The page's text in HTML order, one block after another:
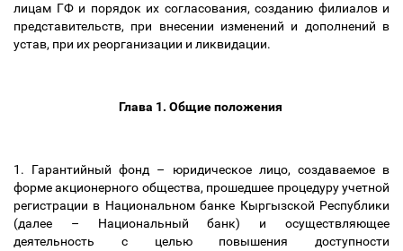
лицам ГФ и порядок их согласования, созданию филиалов и
представительств, при внесении изменений и дополнений в
устав, при их реорганизации и ликвидации.
Глава 1. Общие положения
1. Гарантийный фонд – юридическое лицо, создаваемое в
форме акционерного общества, прошедшее процедуру учетной
регистрации в Национальном банке Кыргызской Республики
(далее – Национальный банк) и осуществляющее
деятельность с целью повышения доступности